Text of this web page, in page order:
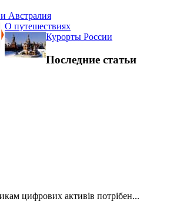
Австралия
О путешествиях
Курорты России
Последние статьи
цифрових активів потрібен...